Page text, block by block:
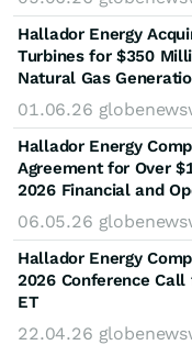
Hallador Energy
Turbines for $350
Natural Gas
01.06.26
Hallador Energy
Agreement for Over
2026 Financial and
06.05.26
Hallador Energy
2026 Conference
ET
22.04.26